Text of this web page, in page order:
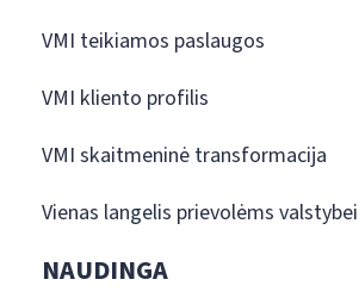
VMI teikiamos paslaugos
VMI kliento profilis
VMI skaitmeninė transformacija
Vienas langelis prievolėms
NAUDINGA